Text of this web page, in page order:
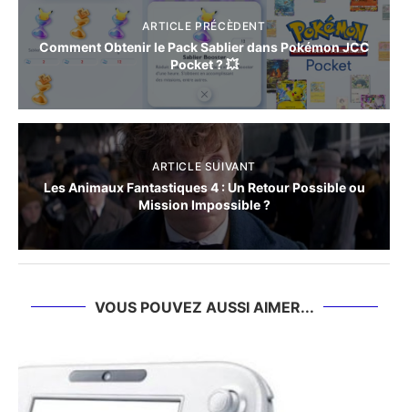
ARTICLE PRÉCÈDENT
Comment Obtenir le Pack Sablier dans Pokémon JCC
Pocket ? 💥
ARTICLE SUIVANT
Les Animaux Fantastiques 4 : Un Retour Possible ou
Mission Impossible ?
VOUS POUVEZ AUSSI AIMER...